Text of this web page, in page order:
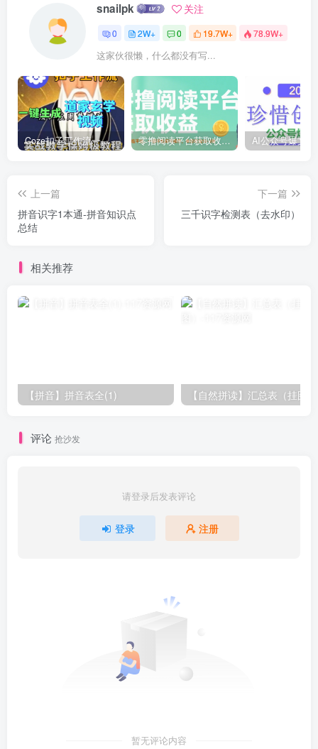
snailpk 关注
0 2W+ 0 19.7W+ 78.9W+
这家伙很懒，什么都没有写...
Coze扣子工作流一键生成道家玄学短视频，实战保姆级教程 零撸阅读平台获取收益，最新无门槛平台，一部手机即可操作，单日收益50-3张【揭秘】
上一篇
拼音识字1本通-拼音知识点
总结
下一篇
三千识字检测表（去水印）
相关推荐
【拼音】拼音表全(1) 【自然拼读】汇总表（挂图）
评论 抢沙发
请登录后发表评论
登录 注册
暂无评论内容